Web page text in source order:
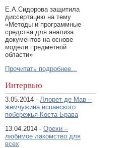
Е.А.Сидорова защитила
диссертацию на тему
«Методы и программные
средства для анализа
документов на основе
модели предметной
области»
Прочитать подробнее...
Интервью
3.05.2014 - Ллорет де Мар –
жемчужина испанского
побережья Коста Брава
13.04.2014 - Орехи –
любимое лакомство для
всех